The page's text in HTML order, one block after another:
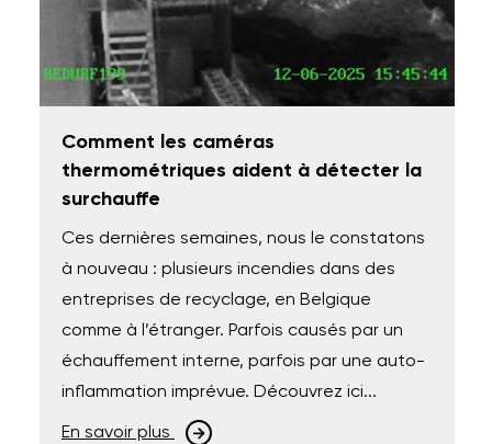
Comment les caméras
thermométriques aident à détecter la
surchauffe
Ces dernières semaines, nous le constatons
à nouveau : plusieurs incendies dans des
entreprises de recyclage, en Belgique
comme à l’étranger. Parfois causés par un
échauffement interne, parfois par une auto-
inflammation imprévue. Découvrez ici...
En savoir plus